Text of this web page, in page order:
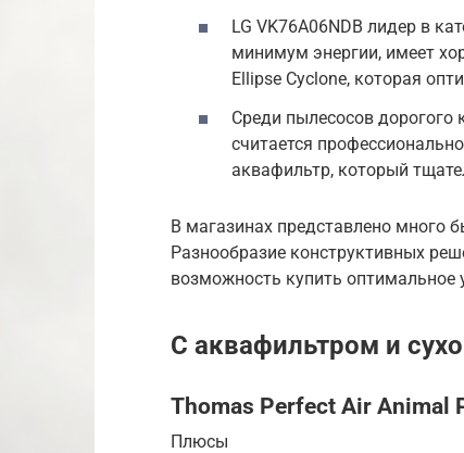
LG VK76A06NDB лидер в
минимум энергии, имеет
Ellipse Cyclone, которая
Среди пылесосов дорогого
считается
аквафильтр, который
В магазинах представлено много
Разнообразие конструктивных
возможность купить оптимальное
С аквафильтром и
Thomas Perfect Air Animal
Плюсы